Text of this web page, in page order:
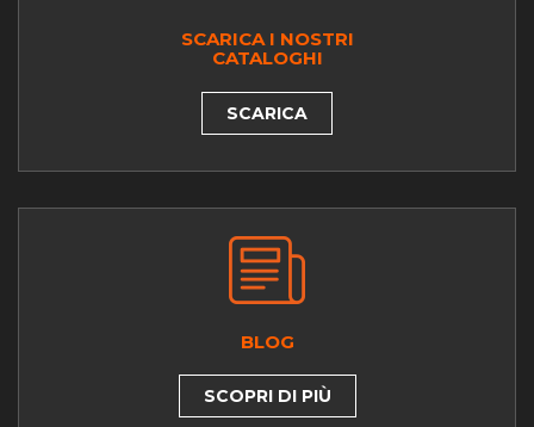
SCARICA I NOSTRI
CATALOGHI
SCARICA
BLOG
SCOPRI DI PIÙ